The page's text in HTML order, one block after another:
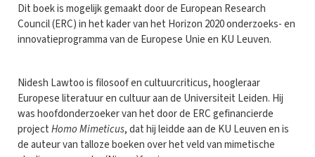
Dit boek is mogelijk gemaakt door de European Research
Council (ERC) in het kader van het Horizon 2020 onderzoeks- en
innovatieprogramma van de Europese Unie en KU Leuven.
Nidesh Lawtoo is filosoof en cultuurcriticus, hoogleraar
Europese literatuur en cultuur aan de Universiteit Leiden. Hij
was hoofdonderzoeker van het door de ERC gefinancierde
projectHomo Mimeticus, dat hij leidde aan de KU Leuven en is
de auteur van talloze boeken over het veld van mimetische